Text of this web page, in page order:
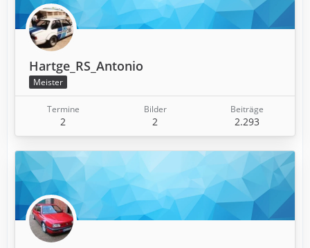
Hartge_RS_Antonio
Meister
Termine
2
Bilder
2
Beiträge
2.293